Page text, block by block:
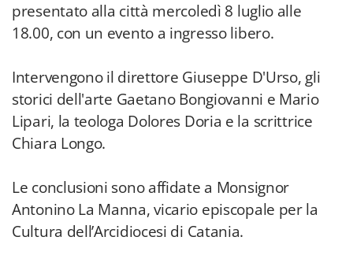
presentato alla città mercoledì 8 luglio alle
18.00, con un evento a ingresso libero.
Intervengono il direttore Giuseppe D'Urso, gli
storici dell'arte Gaetano Bongiovanni e Mario
Lipari, la teologa Dolores Doria e la scrittrice
Chiara Longo.
Le conclusioni sono affidate a Monsignor
Antonino La Manna, vicario episcopale per la
Cultura dell’Arcidiocesi di Catania.